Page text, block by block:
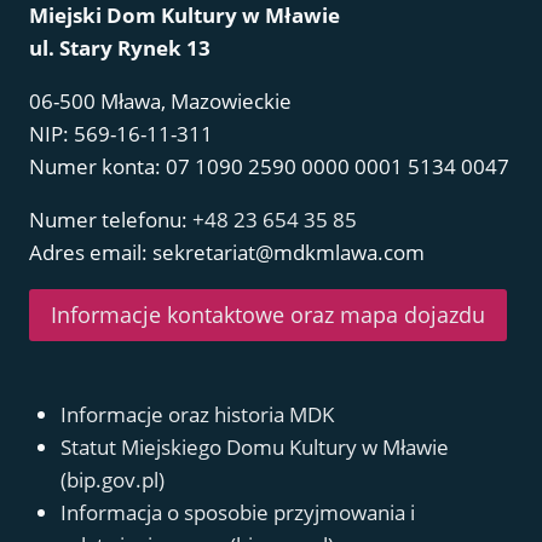
Miejski Dom Kultury w Mławie
ul. Stary Rynek 13
06-500 Mława, Mazowieckie
NIP: 569-16-11-311
Numer konta: 07 1090 2590 0000 0001 5134 0047
Numer telefonu: +48 23 654 35 85
Adres email: sekretariat@mdkmlawa.com
Informacje kontaktowe oraz mapa dojazdu
Informacje oraz historia MDK
Statut Miejskiego Domu Kultury w Mławie
(bip.gov.pl)
Informacja o sposobie przyjmowania i